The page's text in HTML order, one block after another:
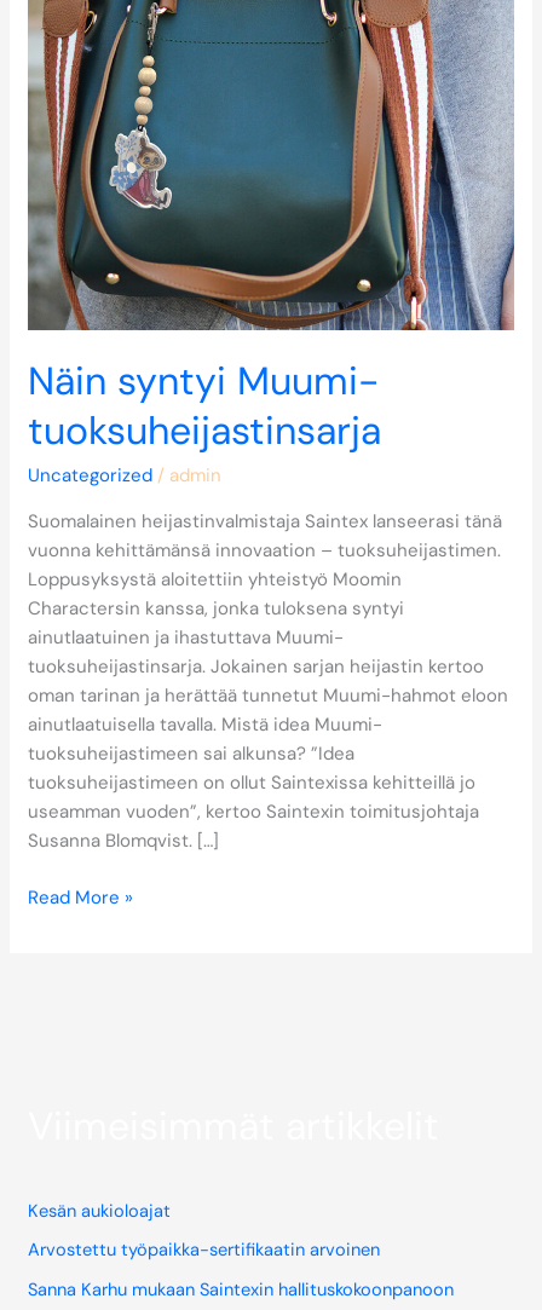
Näin syntyi Muumi-
tuoksuheijastinsarja
Uncategorized / admin
Suomalainen heijastinvalmistaja Saintex lanseerasi tänä
vuonna kehittämänsä innovaation – tuoksuheijastimen.
Loppusyksystä aloitettiin yhteistyö Moomin
Charactersin kanssa, jonka tuloksena syntyi
ainutlaatuinen ja ihastuttava Muumi-
tuoksuheijastinsarja. Jokainen sarjan heijastin kertoo
oman tarinan ja herättää tunnetut Muumi-hahmot eloon
ainutlaatuisella tavalla. Mistä idea Muumi-
tuoksuheijastimeen sai alkunsa? ”Idea
tuoksuheijastimeen on ollut Saintexissa kehitteillä jo
useamman vuoden”, kertoo Saintexin toimitusjohtaja
Susanna Blomqvist. […]
Read More »
Kesän aukioloajat
Arvostettu työpaikka-sertifikaatin arvoinen
Sanna Karhu mukaan Saintexin hallituskokoonpanoon